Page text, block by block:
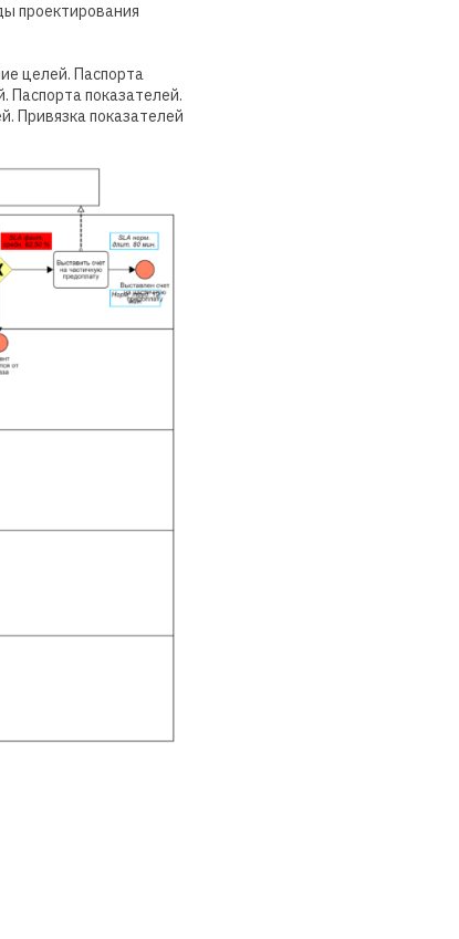
проектирования
целей. Паспорта
показателей.
Привязка показателей